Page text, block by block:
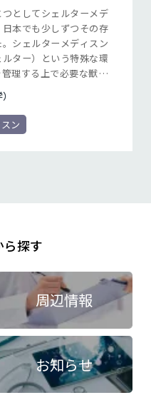
としてシェルターメデ
本でも少しずつその存
シェルターメディスン
ター）という特殊な環
理する上で必要な獣医
主に飼い主のいないホ
ルターにおいて動物を
獣医学をはじめ、疾病
環境に特化した内容が
ン
ら探す
周辺情報
お知らせ